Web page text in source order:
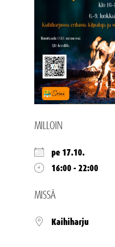
MILLOIN
pe 17.10.
16:00 - 22:00
MISSÄ
Kaihiharju